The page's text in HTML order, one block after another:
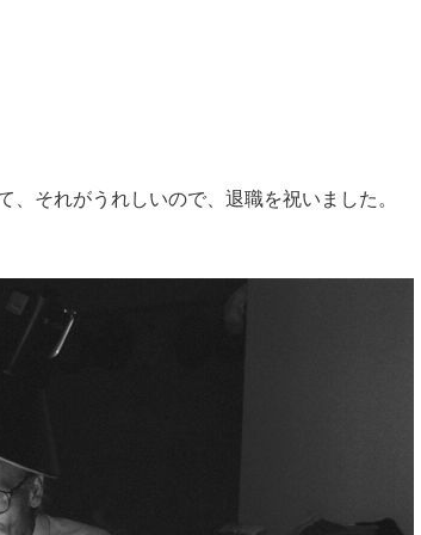
、それがうれしいので、退職を祝いました。